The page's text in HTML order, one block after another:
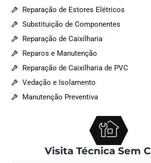
Reparação de Estores Elétricos
Substituição de Componentes
Reparação de Caixilharia
Reparos e Manutenção
Reparação de Caixilharia de PVC
Vedação e Isolamento
Manutenção Preventiva
Visita Técnica Sem